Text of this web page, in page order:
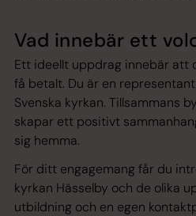
Vad innebär ett
Ett ideellt uppdrag innebär att
få betalt. Du är en
Svenska kyrkan. Tillsammans
skapar ett positivt
sig hemma.
För ditt engagemang får du
kyrkan Hässelby och de olika
utbildning och en egen